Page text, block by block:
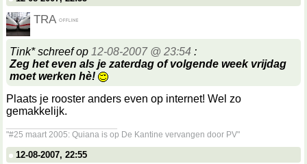
TRA
Tink* schreef op 12-08-2007 @ 23:54 :
Zeg het even als je zaterdag of volgende week vrijdag
moet werken hè!
Plaats je rooster anders even op internet! Wel zo
gemakkelijk.
"#25 maart 2005: Quiana is op De Kantine vervangen door PV"
12-08-2007, 22:55